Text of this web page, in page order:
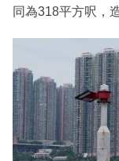
同為318平方呎，